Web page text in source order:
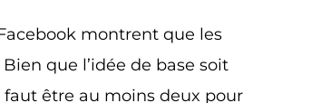
montrent que les
que l’idée de base soit
être au moins deux pour